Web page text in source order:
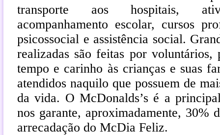
transporte aos hospitais,
acompanhamento escolar, cursos
psicossocial e assistência social.
realizadas são feitas por voluntários,
tempo e carinho às crianças e suas
atendidos naquilo que possuem de
da vida. O McDonalds’s é a
nos garante, aproximadamente, 30%
arrecadação do McDia Feliz.